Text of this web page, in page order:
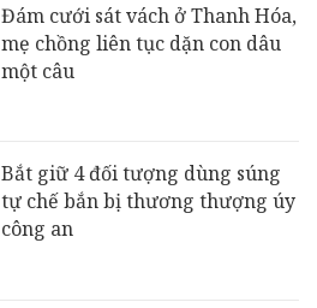
Đám cưới sát vách ở Thanh Hóa,
mẹ chồng liên tục dặn con dâu
một câu
Bắt giữ 4 đối tượng dùng súng
tự chế bắn bị thương thượng úy
công an